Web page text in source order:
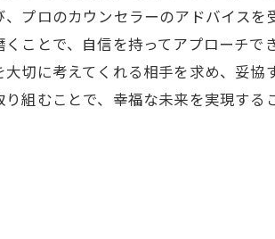
プロのカウンセラーのアドバイス
ことで、自信を持ってアプローチで
切に考えてくれる相手を求め、妥
組むことで、幸福な未来を実現する